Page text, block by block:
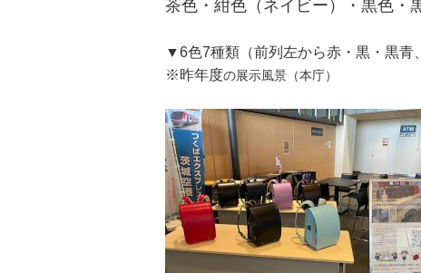
茶色・紺色（ネイビー）・黒色・
▼6色7種類（前列左から赤・黒・黒青
※昨年度の展示風景（本庁）